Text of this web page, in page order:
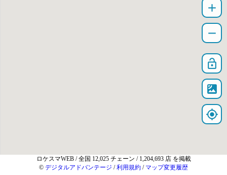
add
remove
lock_open
satellite
my_location
ロケスマWEB / 全国 12,025 チェーン / 1,204,693 店 を掲載
© デジタルアドバンテージ /利用規約 / マップ変更履歴